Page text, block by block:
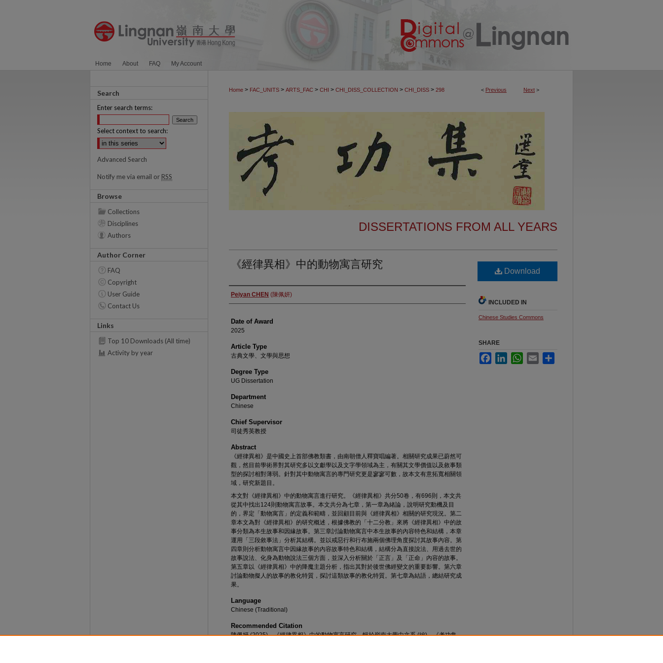
Home About FAQ My Account
< Previous Next >
Home > FAC_UNITS > ARTS_FAC > CHI > CHI_DISS_COLLECTION > CHI_DISS > 298
DISSERTATIONS FROM ALL YEARS
《經律異相》中的動物寓言研究
Author
Peiyan CHEN (陳佩妍)
Date of Award
2025
Article Type
古典文學、文學與思想
Degree Type
UG Dissertation
Department
Chinese
Chief Supervisor
司徒秀英教授
Abstract
《經律異相》是中國史上首部佛教類書，由南朝僧人釋寶唱編著。相關研究成果已蔚然可
觀，然目前學術界對其研究多以文獻學以及文字學領域為主，有關其文學價值以及敘事類
型的探討相對薄弱。針對其中動物寓言的專門研究更是寥寥可數，故本文有意拓寬相關領
域，研究新題目。
本文對《經律異相》中的動物寓言進行研究。《經律異相》共分50卷，有696則，本文共
從其中找出124則動物寓言故事。本文共分為七章，第一章為緒論，說明研究動機及目
的，界定「動物寓言」的定義和範疇，並回顧目前與《經律異相》相關的研究現況。第二
章本文為對《經律異相》的研究概述，根據佛教的「十二分教」來將《經律異相》中的故
事分類為本生故事和因緣故事。第三章討論動物寓言中本生故事的內容特色和結構，本章
運用「三段敘事法」分析其結構。並以戒惡行和行布施兩個佛理角度探討其故事內容。第
四章則分析動物寓言中因緣故事的內容故事特色和結構，結構分為直接說法、用過去世的
故事說法、化身為動物說法三個方面，並深入分析關於「正言」及「正命」內容的故事。
第五章以《經律異相》中的降魔主題分析，指出其對於後世佛經變文的重要影響。第六章
討論動物擬人的故事的教化特質，探討這類故事的教化特質。第七章為結語，總結研究成
果。
Language
Chinese (Traditional)
Recommended Citation
陳佩妍 (2025)。《經律異相》中的動物寓言研究。輯於嶺南大學中文系 (編)，《考功集
Download
INCLUDED IN
Chinese Studies Commons
SHARE
FacebookLinkedInWhatsApp
Email
Search
Enter search terms:
Select context to search:
Advanced Search
Notify me via email or RSS
Browse
Collections
Disciplines
Authors
Author Corner
FAQ
Copyright
User Guide
Contact Us
Links
Top 10 Downloads (All time)
Activity by year